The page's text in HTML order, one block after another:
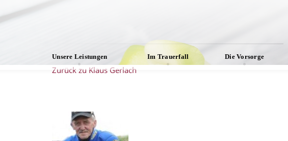
Unsere Leistungen Im Trauerfall Die Vorsorge
Zurück zu Klaus Gerlach